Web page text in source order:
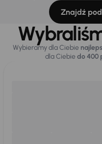
Znajdź
Wybieramy dla Ciebie
dla Ciebiedo 400